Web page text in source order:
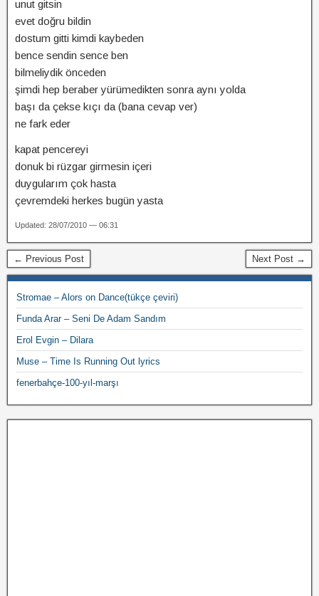
unut gitsin
evet doğru bildin
dostum gitti kimdi kaybeden
bence sendin sence ben
bilmeliydik önceden
şimdi hep beraber yürümedikten sonra aynı yolda
başı da çekse kıçı da (bana cevap ver)
ne fark eder
kapat pencereyi
donuk bi rüzgar girmesin içeri
duygularım çok hasta
çevremdeki herkes bugün yasta
Updated: 28/07/2010 — 06:31
← Previous Post Next Post →
Stromae – Alors on Dance(tükçe çeviri)
Funda Arar – Seni De Adam Sandım
Erol Evgin – Dilara
Muse – Time Is Running Out lyrics
fenerbahçe-100-yıl-marşı